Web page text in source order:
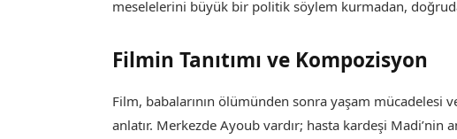
meselelerini büyük bir politik söylem kurmadan,
Filmin Tanıtımı ve Kompozisyon
Film, babalarının ölümünden sonra yaşam mücadelesi
anlatır. Merkezde Ayoub vardır; hasta kardeşi Madi’nin